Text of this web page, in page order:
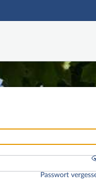
Passwort